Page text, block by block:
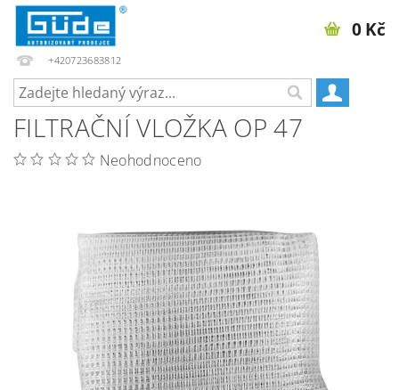
+420723683812
0 Kč
FILTRAČNÍ VLOŽKA OP 47
Neohodnoceno